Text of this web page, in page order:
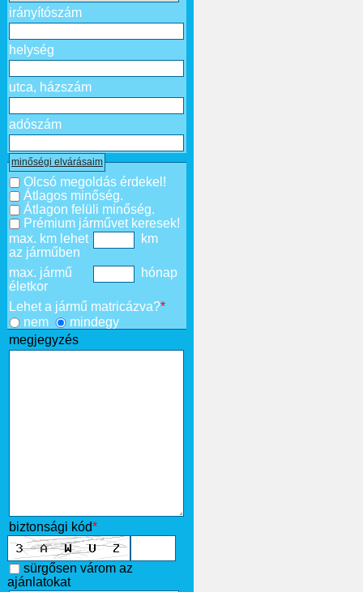
irányítószám
helység
utca, házszám
adószám
minőségi elvárásaim
Olcsó megoldás érdekel!
Átlagos minőség.
Átlagon felüli minőség.
Prémium járművet keresek!
max. km lehet
az járműben
km
max. jármű
életkor
hónap
Lehet a jármű matricázva?*
nem
mindegy
megjegyzés
biztonsági kód*
sürgősen várom az
ajánlatokat